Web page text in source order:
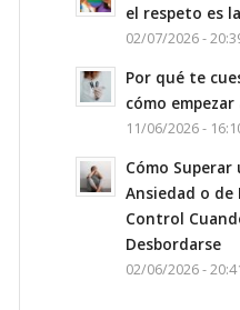
el respeto es
02/07/2026 -
Por qué te
cómo
11/06/2026 -
Cómo
Ansiedad o de
Control
Desbordarse
02/06/2026 -